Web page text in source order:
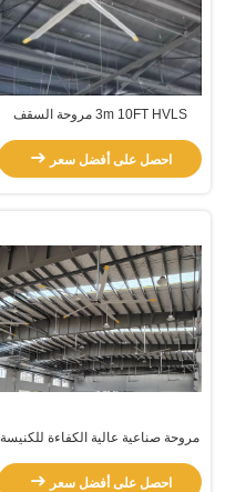
3m 10FT HVLS مروحة السقف
احصل على أفضل سعر
مروحة صناعية عالية الكفاءة للكنيسة
احصل على أفضل سعر